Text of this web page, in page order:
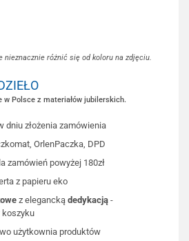
nieznacznie różnić się od koloru na zdjęciu.
w Polsce z materiałów jubilerskich.
dniu złożenia zamówienia
OrlenPaczka, DPD
zamówień powyżej 180zł
z papieru eko
z eleganckądedykacją -
koszyku
użytkownia produktów